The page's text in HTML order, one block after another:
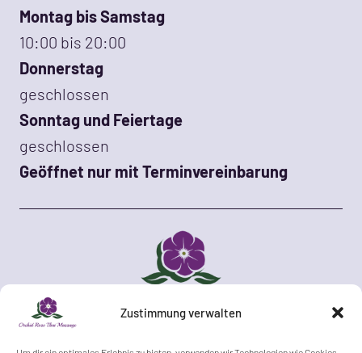
Zustimmung verwalten
Montag bis Samstag
10:00 bis 20:00
Donnerstag
geschlossen
Sonntag und Feiertage
geschlossen
Geöffnet nur mit Terminvereinbarung